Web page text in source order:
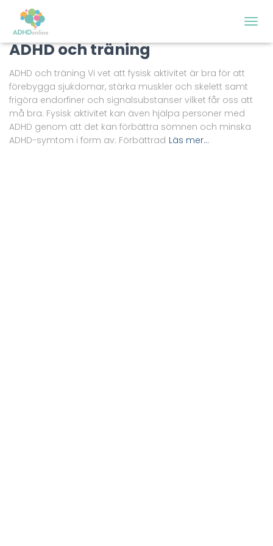
PÅ/AV
ADHD
ADHD och träning
ADHD och träning Vi vet att fysisk aktivitet är bra för att
förebygga sjukdomar, stärka muskler och skelett samt
frigöra endorfiner och signalsubstanser vilket får oss att
må bra. Fysisk aktivitet kan även hjälpa personer med
ADHD genom att det kan förbättra sömnen och minska
ADHD-symtom i form av: Förbättrad Läs mer…